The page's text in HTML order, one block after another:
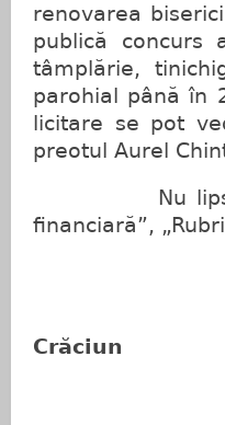
renovarea
publică concurs
tâmplărie,
parohial până în
licitare se pot
preotul Aurel
Nu lipsesc
financiară”,
Crăciun